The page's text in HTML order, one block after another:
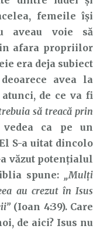
femeile își
aveau voie să
afara propriilor
era deja subiect
avea la
de ce va fi
să treacă prin
vedea ca pe un
S-a uitat dincolo
văzut potențialul
spune: „Mulți
au crezut în Isus
(Ioan 4:39). Care
de aici? Isus nu